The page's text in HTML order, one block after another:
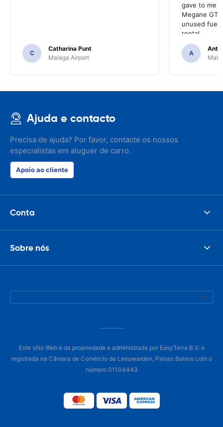
C
Catharina Punt
Malaga Airport
gave to me
Megane GT
unused fuel.
rental.
A
Antti
Ajuda e contacto
Precisa de ajuda? Por favor, contacte os nossos
especialistas em aluguer de carro.
Apoio ao cliente
Conta
Sobre nós
Este sítio Web é da propriedade e administrada por EasyTerra B.V. e
registrada na Câmara de Comércio de Leeuwarden, Países Baixos com o
número 01104443